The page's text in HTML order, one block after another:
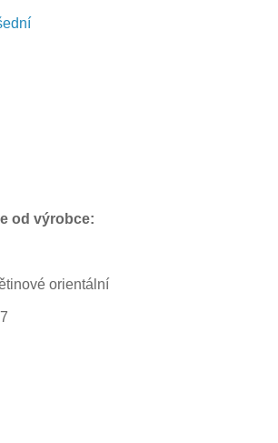
od výrobce:
orientální